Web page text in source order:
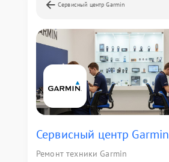
Сервисный центр Garmin
Сервисный центр Garmin
Ремонт техники Garmin